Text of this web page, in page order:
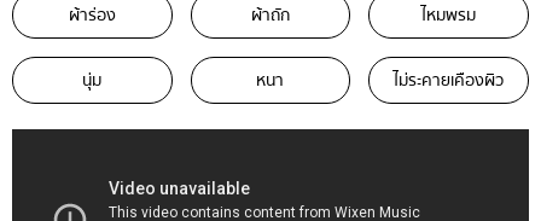
ผ้าร่อง ผ้าถัก ไหมพรม
นุ่ม หนา ไม่ระคายเคืองผิว